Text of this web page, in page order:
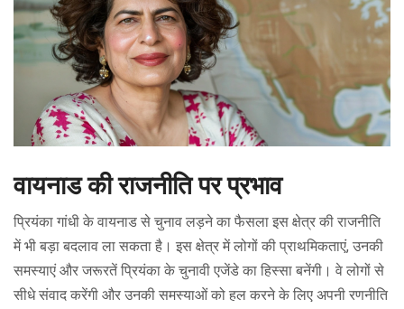
वायनाड की राजनीति पर प्रभाव
प्रियंका गांधी के वायनाड से चुनाव लड़ने का फैसला इस क्षेत्र की राजनीति
में भी बड़ा बदलाव ला सकता है। इस क्षेत्र में लोगों की प्राथमिकताएं, उनकी
समस्याएं और जरूरतें प्रियंका के चुनावी एजेंडे का हिस्सा बनेंगी। वे लोगों से
सीधे संवाद करेंगी और उनकी समस्याओं को हल करने के लिए अपनी रणनीति